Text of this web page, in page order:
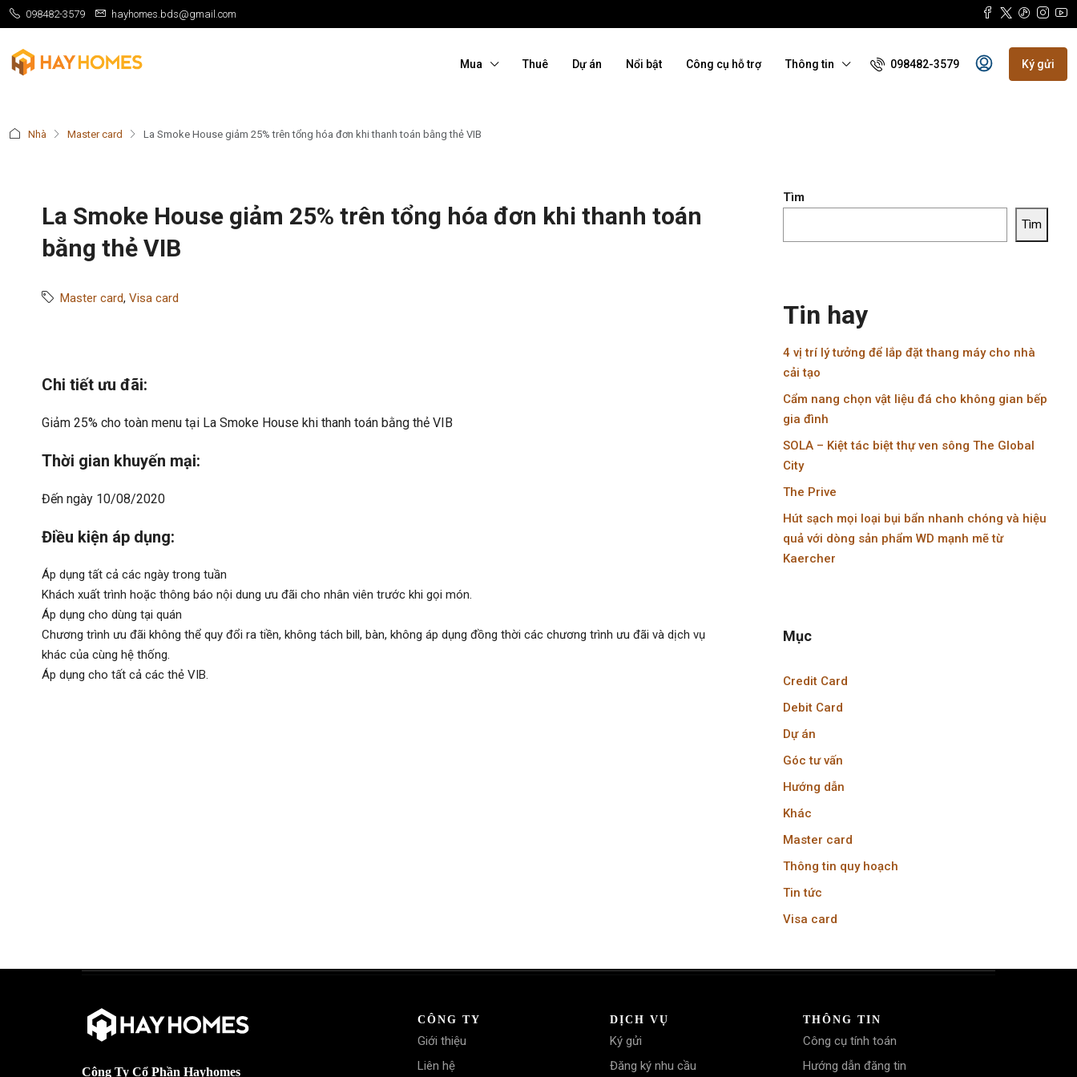
098482-3579 hayhomes.bds@gmail.com
Mua Thuê Dự án Nổi bật Công cụ hỗ trợ Thông tin 098482-3579 Ký gửi
Nhà Master card La Smoke House giảm 25% trên tổng hóa đơn khi thanh toán bằng thẻ VIB
La Smoke House giảm 25% trên tổng hóa đơn khi thanh toán
bằng thẻ VIB
Master card, Visa card
Chi tiết ưu đãi:
Giảm 25% cho toàn menu tại La Smoke House khi thanh toán bằng thẻ VIB
Thời gian khuyến mại:
Đến ngày 10/08/2020
Điều kiện áp dụng:
Áp dụng tất cả các ngày trong tuần
Khách xuất trình hoặc thông báo nội dung ưu đãi cho nhân viên trước khi gọi món.
Áp dụng cho dùng tại quán
Chương trình ưu đãi không thể quy đổi ra tiền, không tách bill, bàn, không áp dụng đồng thời các chương trình ưu đãi và dịch vụ
khác của cùng hệ thống.
Áp dụng cho tất cả các thẻ VIB.
Tìm
Tìm
Tin hay
4 vị trí lý tưởng để lắp đặt thang máy cho nhà
cải tạo
Cẩm nang chọn vật liệu đá cho không gian bếp
gia đình
SOLA – Kiệt tác biệt thự ven sông The Global
City
The Prive
Hút sạch mọi loại bụi bẩn nhanh chóng và hiệu
quả với dòng sản phẩm WD mạnh mẽ từ
Kaercher
Mục
Credit Card
Debit Card
Dự án
Góc tư vấn
Hướng dẫn
Khác
Master card
Thông tin quy hoạch
Tin tức
Visa card
Công Ty Cổ Phần Hayhomes
CÔNG TY
Giới thiệu
Liên hệ
DỊCH VỤ
Ký gửi
Đăng ký nhu cầu
THÔNG TIN
Công cụ tính toán
Hướng dẫn đăng tin